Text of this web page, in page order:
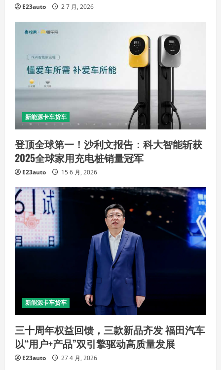
E23auto 2 7 月, 2026
新能源卡车货车
登顶全球第一！沙利文报告：科大智能斩获
2025全球家用充电桩销量冠军
E23auto 15 6 月, 2026
新能源卡车货车
三十周年权益回馈，三款新品齐发 福田汽车
以“用户+产品”双引擎驱动高质量发展
E23auto 27 4 月, 2026